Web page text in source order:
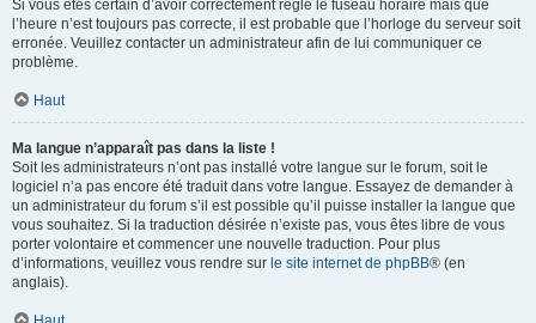
Si vous êtes certain d’avoir correctement réglé le fuseau horaire mais que
l’heure n’est toujours pas correcte, il est probable que l’horloge du serveur soit
erronée. Veuillez contacter un administrateur afin de lui communiquer ce
problème.
Haut
Ma langue n’apparaît pas dans la liste !
Soit les administrateurs n’ont pas installé votre langue sur le forum, soit le
logiciel n’a pas encore été traduit dans votre langue. Essayez de demander à
un administrateur du forum s’il est possible qu’il puisse installer la langue que
vous souhaitez. Si la traduction désirée n’existe pas, vous êtes libre de vous
porter volontaire et commencer une nouvelle traduction. Pour plus
d’informations, veuillez vous rendre sur le site internet de phpBB® (en
anglais).